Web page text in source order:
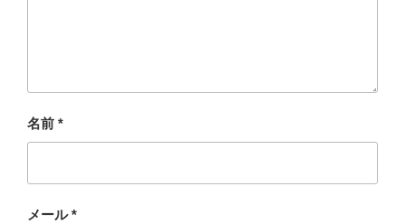
名前 *
メール*